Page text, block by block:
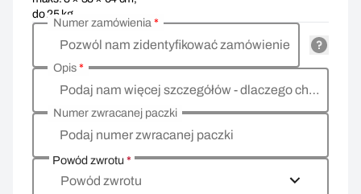
do 25 kg
Pozwól nam zidentyfikować zamówienie
Numer zamówienia*
Podaj nam więcej szczegółów - dlaczego chcesz zwrócić towar, co jest powodem?
Opis*
Podaj numer zwracanej paczki
Numer zwracanej paczki
Powód zwrotu*
Powód zwrotu